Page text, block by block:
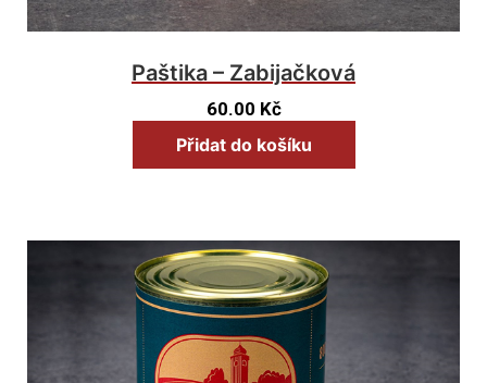
Paštika – Zabijačková
60.00 Kč
Přidat do košíku